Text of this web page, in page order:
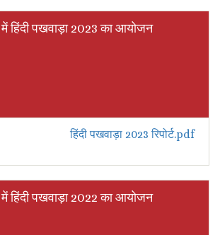
में हिंदी पखवाड़ा 2023 का आयोजन
हिंदी पखवाड़ा 2023 रिपोर्ट.pdf
में हिंदी पखवाड़ा 2022 का आयोजन